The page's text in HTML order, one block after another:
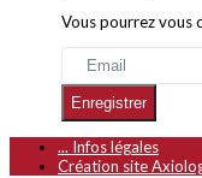
Vous pourrez vous
Enregistrer
... Infos légales
Création site